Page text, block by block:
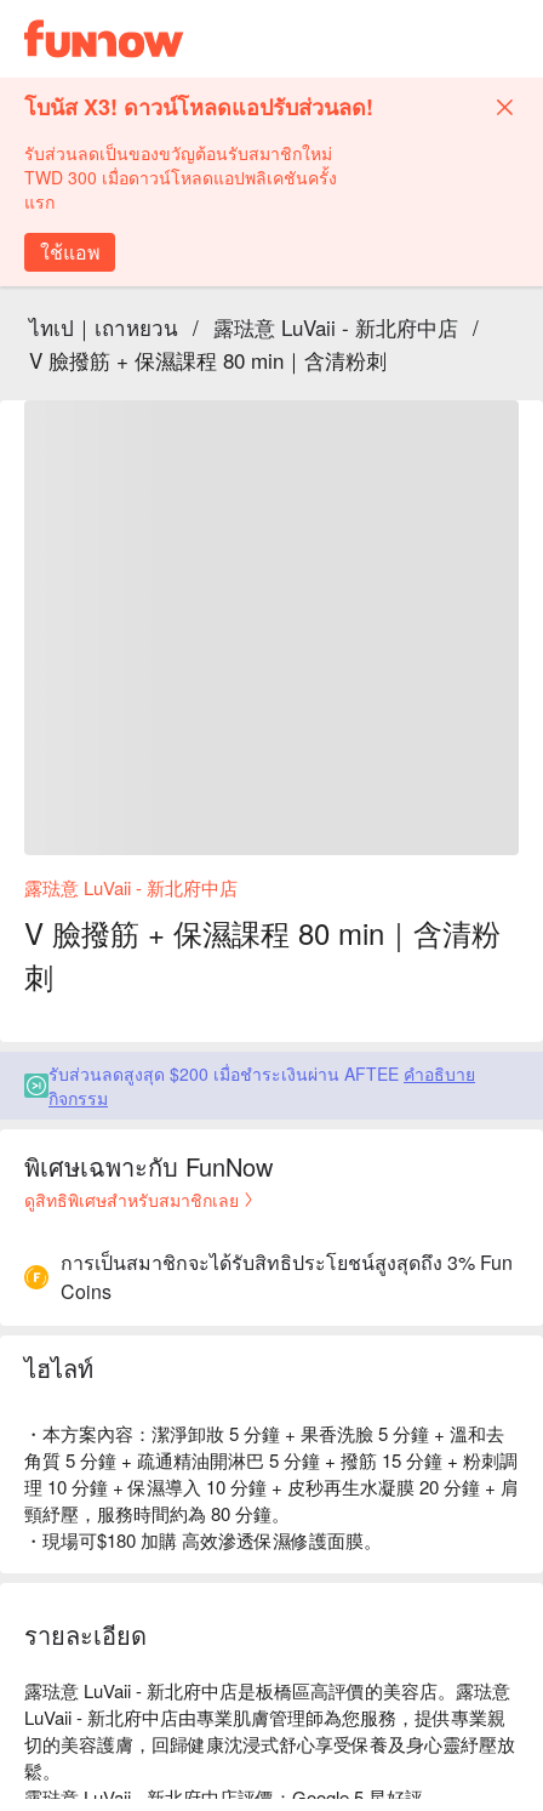
โบนัส X3! ดาวน์โหลดแอปรับส่วนลด!
รับส่วนลดเป็นของขวัญต้อนรับสมาชิกใหม่
TWD 300 เมื่อดาวน์โหลดแอปพลิเคชันครั้ง
แรก
ใช้แอพ
ไทเป｜เถาหยวน / 露琺意 LuVaii - 新北府中店 /
V 臉撥筋 + 保濕課程 80 min｜含清粉刺
露琺意 LuVaii - 新北府中店
V 臉撥筋 + 保濕課程 80 min｜含清粉
刺
รับส่วนลดสูงสุด $200 เมื่อชำระเงินผ่าน AFTEE คำอธิบาย
กิจกรรม
พิเศษเฉพาะกับ FunNow
ดูสิทธิพิเศษสำหรับสมาชิกเลย
การเป็นสมาชิกจะได้รับสิทธิประโยชน์สูงสุดถึง 3% Fun
Coins
ไฮไลท์
・本方案內容：潔淨卸妝 5 分鐘 + 果香洗臉 5 分鐘 + 溫和去
角質 5 分鐘 + 疏通精油開淋巴 5 分鐘 + 撥筋 15 分鐘 + 粉刺調
理 10 分鐘 + 保濕導入 10 分鐘 + 皮秒再生水凝膜 20 分鐘 + 肩
頸紓壓，服務時間約為 80 分鐘。
・現場可$180 加購 高效滲透保濕修護面膜。
รายละเอียด
露琺意 LuVaii - 新北府中店是板橋區高評價的美容店。露琺意
LuVaii - 新北府中店由專業肌膚管理師為您服務，提供專業親
切的美容護膚，回歸健康沈浸式舒心享受保養及身心靈紓壓放
鬆。
露琺意 LuVaii - 新北府中店評價：Google 5 星好評